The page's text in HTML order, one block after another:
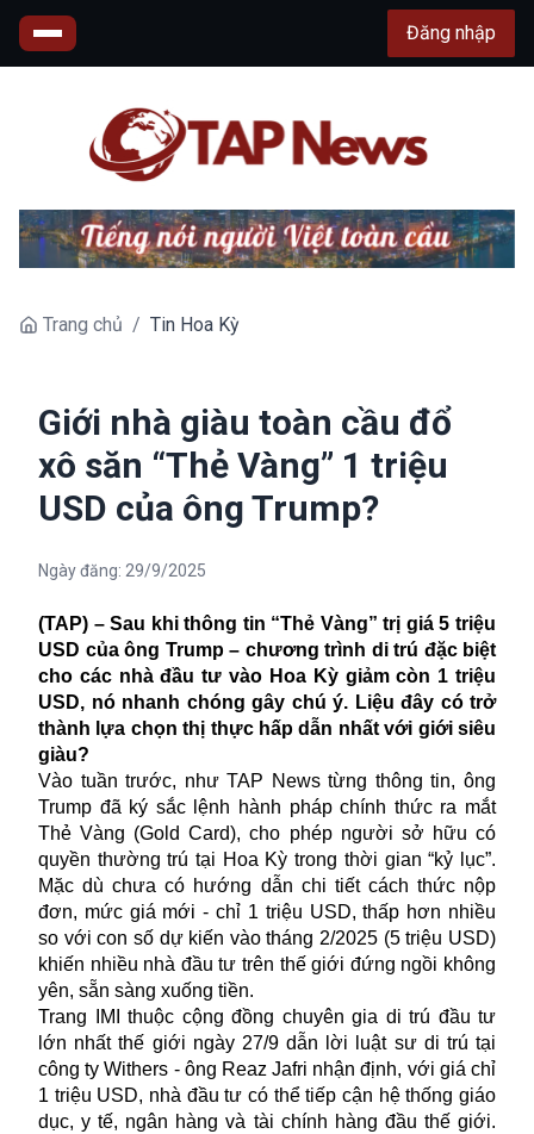
Đăng nhập
Trang chủ / Tin Hoa Kỳ
Giới nhà giàu toàn cầu đổ
xô săn “Thẻ Vàng” 1 triệu
USD của ông Trump?
Ngày đăng: 29/9/2025
(TAP) – Sau khi thông tin “Thẻ Vàng” trị giá 5 triệu
USD của ông Trump – chương trình di trú đặc biệt
cho các nhà đầu tư vào Hoa Kỳ giảm còn 1 triệu
USD, nó nhanh chóng gây chú ý. Liệu đây có trở
thành lựa chọn thị thực hấp dẫn nhất với giới siêu
giàu?
Vào tuần trước, như TAP News từng thông tin, ông
Trump đã ký sắc lệnh hành pháp chính thức ra mắt
Thẻ Vàng (Gold Card), cho phép người sở hữu có
quyền thường trú tại Hoa Kỳ trong thời gian “kỷ lục”.
Mặc dù chưa có hướng dẫn chi tiết cách thức nộp
đơn, mức giá mới - chỉ 1 triệu USD, thấp hơn nhiều
so với con số dự kiến vào tháng 2/2025 (5 triệu USD)
khiến nhiều nhà đầu tư trên thế giới đứng ngồi không
yên, sẵn sàng xuống tiền.
Trang IMI thuộc cộng đồng chuyên gia di trú đầu tư
lớn nhất thế giới ngày 27/9 dẫn lời luật sư di trú tại
công ty Withers - ông Reaz Jafri nhận định, với giá chỉ
1 triệu USD, nhà đầu tư có thể tiếp cận hệ thống giáo
dục, y tế, ngân hàng và tài chính hàng đầu thế giới.